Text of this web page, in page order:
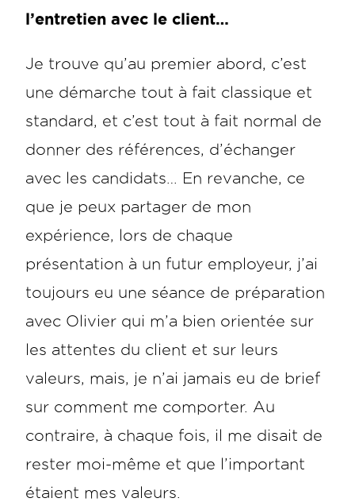
l’entretien avec le client…
Je trouve qu’au premier abord, c’est
une démarche tout à fait classique et
standard, et c’est tout à fait normal de
donner des références, d’échanger
avec les candidats… En revanche, ce
que je peux partager de mon
expérience, lors de chaque
présentation à un futur employeur, j’ai
toujours eu une séance de préparation
avec Olivier qui m’a bien orientée sur
les attentes du client et sur leurs
valeurs, mais, je n’ai jamais eu de brief
sur comment me comporter. Au
contraire, à chaque fois, il me disait de
rester moi-même et que l’important
étaient mes valeurs.